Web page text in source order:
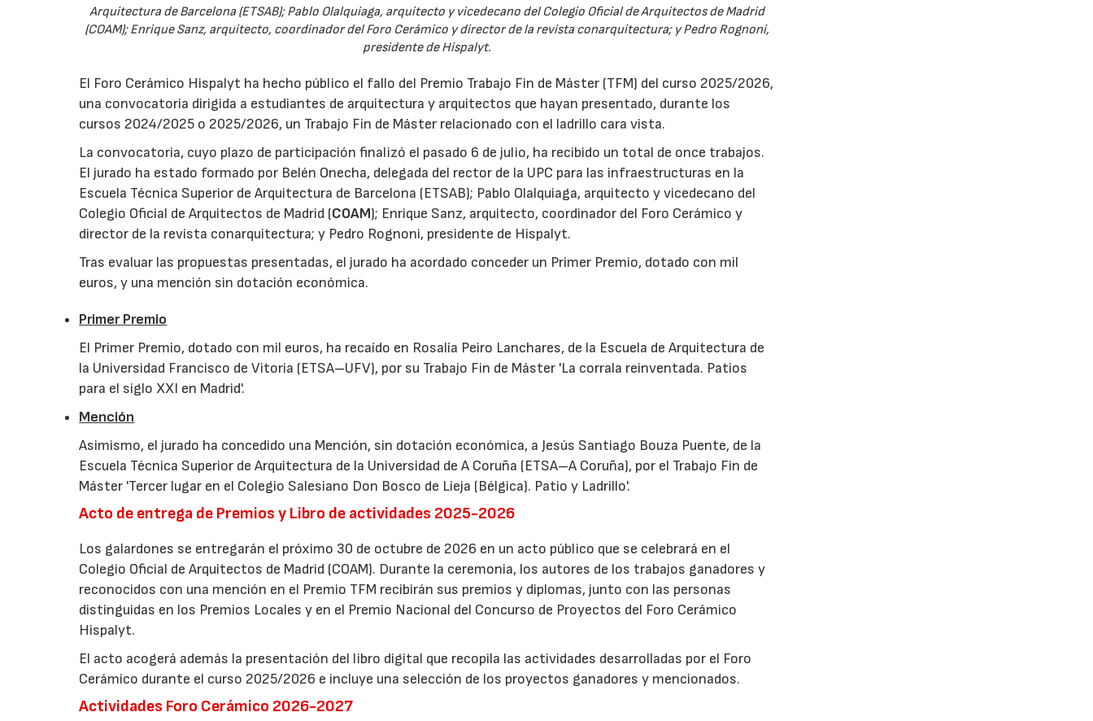
Arquitectura de Barcelona (ETSAB); Pablo Olalquiaga, arquitecto y vicedecano del Colegio Oficial de Arquitectos de Madrid
(COAM); Enrique Sanz, arquitecto, coordinador del Foro Cerámico y director de la revista conarquitectura; y Pedro Rognoni,
presidente de Hispalyt.
El Foro Cerámico Hispalyt ha hecho público el fallo del Premio Trabajo Fin de Máster (TFM) del curso 2025/2026,
una convocatoria dirigida a estudiantes de arquitectura y arquitectos que hayan presentado, durante los
cursos 2024/2025 o 2025/2026, un Trabajo Fin de Máster relacionado con el ladrillo cara vista.
La convocatoria, cuyo plazo de participación finalizó el pasado 6 de julio, ha recibido un total de once trabajos.
El jurado ha estado formado por Belén Onecha, delegada del rector de la UPC para las infraestructuras en la
Escuela Técnica Superior de Arquitectura de Barcelona (ETSAB); Pablo Olalquiaga, arquitecto y vicedecano del
Colegio Oficial de Arquitectos de Madrid (COAM); Enrique Sanz, arquitecto, coordinador del Foro Cerámico y
director de la revista conarquitectura; y Pedro Rognoni, presidente de Hispalyt.
Tras evaluar las propuestas presentadas, el jurado ha acordado conceder un Primer Premio, dotado con mil
euros, y una mención sin dotación económica.
Primer Premio
El Primer Premio, dotado con mil euros, ha recaído en Rosalía Peiro Lanchares, de la Escuela de Arquitectura de
la Universidad Francisco de Vitoria (ETSA–UFV), por su Trabajo Fin de Máster 'La corrala reinventada. Patios
para el siglo XXI en Madrid'.
Mención
Asimismo, el jurado ha concedido una Mención, sin dotación económica, a Jesús Santiago Bouza Puente, de la
Escuela Técnica Superior de Arquitectura de la Universidad de A Coruña (ETSA–A Coruña), por el Trabajo Fin de
Máster 'Tercer lugar en el Colegio Salesiano Don Bosco de Lieja (Bélgica). Patio y Ladrillo'.
Acto de entrega de Premios y Libro de actividades 2025-2026
Los galardones se entregarán el próximo 30 de octubre de 2026 en un acto público que se celebrará en el
Colegio Oficial de Arquitectos de Madrid (COAM). Durante la ceremonia, los autores de los trabajos ganadores y
reconocidos con una mención en el Premio TFM recibirán sus premios y diplomas, junto con las personas
distinguidas en los Premios Locales y en el Premio Nacional del Concurso de Proyectos del Foro Cerámico
Hispalyt.
El acto acogerá además la presentación del libro digital que recopila las actividades desarrolladas por el Foro
Cerámico durante el curso 2025/2026 e incluye una selección de los proyectos ganadores y mencionados.
Actividades Foro Cerámico 2026-2027